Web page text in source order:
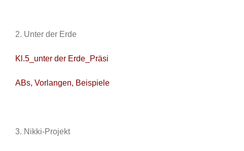
2. Unter der Erde
Kl.5_unter der Erde_Präsi
ABs, Vorlangen, Beispiele
3. Nikki-Projekt